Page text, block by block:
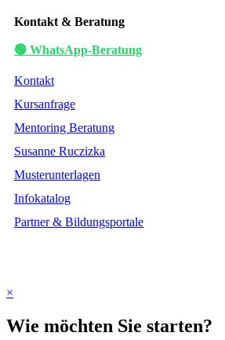
Kontakt & Beratung
🟢 WhatsApp-Beratung
Kontakt
Kursanfrage
Mentoring Beratung
Susanne Ruczizka
Musterunterlagen
Infokatalog
Partner & Bildungsportale
×
Wie möchten Sie starten?